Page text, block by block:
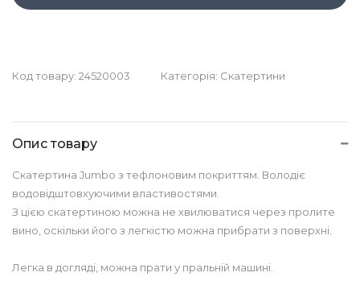
Код товару: 24520003 Категорія: Скатертини
Опис товару
Скатертина Jumbo з тефлоновим покриттям. Володіє
водовідштовхуючими властивостями.
З цією скатертиною можна не хвилюватися через пролите
вино, оскільки його з легкістю можна прибрати з поверхні.
Легка в догляді, можна прати у пральній машині.